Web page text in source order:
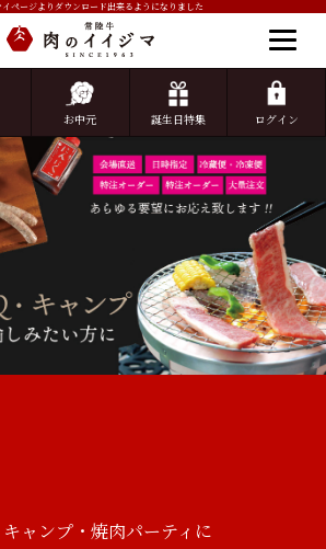
ページよりダウンロード出来るようになりました
お中元 誕生日特集 ログイン
ゲスト 様こんにちは
ログイン
ャンプ・焼肉パーティに